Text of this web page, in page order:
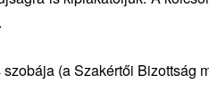
(a Szakértői Bizottság